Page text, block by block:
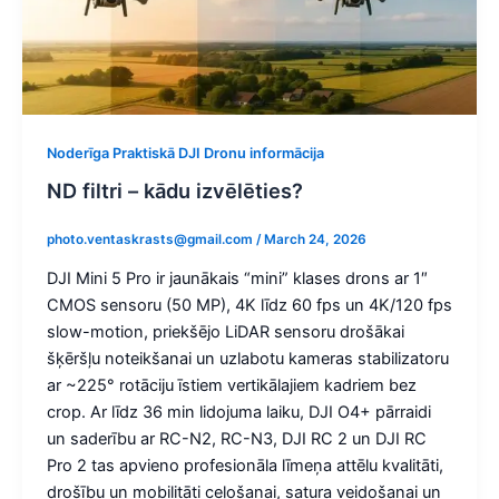
Noderīga Praktiskā DJI Dronu informācija
ND filtri – kādu izvēlēties?
photo.ventaskrasts@gmail.com / March 24, 2026
DJI Mini 5 Pro ir jaunākais “mini” klases drons ar 1″
CMOS sensoru (50 MP), 4K līdz 60 fps un 4K/120 fps
slow-motion, priekšējo LiDAR sensoru drošākai
šķēršļu noteikšanai un uzlabotu kameras stabilizatoru
ar ~225° rotāciju īstiem vertikālajiem kadriem bez
crop. Ar līdz 36 min lidojuma laiku, DJI O4+ pārraidi
un saderību ar RC-N2, RC-N3, DJI RC 2 un DJI RC
Pro 2 tas apvieno profesionāla līmeņa attēlu kvalitāti,
drošību un mobilitāti ceļošanai, satura veidošanai un